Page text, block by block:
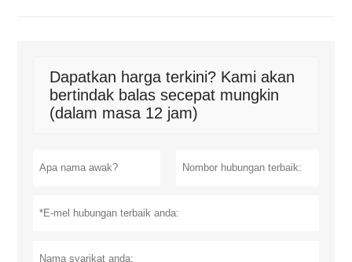
Dapatkan harga terkini? Kami akan
bertindak balas secepat mungkin
(dalam masa 12 jam)